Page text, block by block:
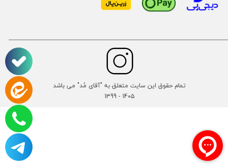
تمام حقوق این سایت متعلق به "آقای مُد" می باشد
14۰۵ - 1399